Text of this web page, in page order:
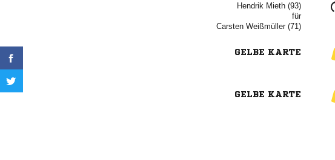
  
für
  
GELBE KARTE
GELBE KARTE